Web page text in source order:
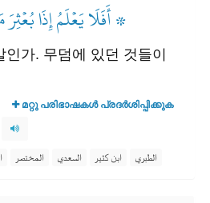
۞ أَفَلَا يَعۡلَمُ إِذَا بُعۡثِرَ
인가. 무덤에 있던 것들이
മറ്റു പരിഭാഷകൾ പ്രദർശിപ്പിക്കുക
المختصر السعدي ابن كثير الطبري